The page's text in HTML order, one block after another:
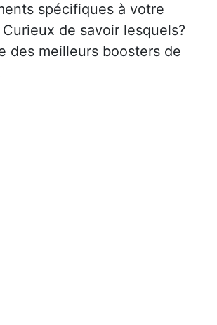
spécifiques à votre
de savoir lesquels?
des meilleurs boosters de